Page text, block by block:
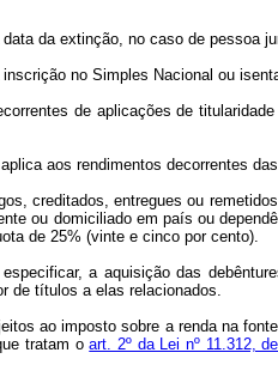
da extinção, no caso de pessoa
no Simples Nacional ou
de aplicações de
aos rendimentos decorrentes
creditados, entregues ou
ou domiciliado em país ou
de 25% (vinte e cinco por cento).
a aquisição das
de títulos a elas relacionados.
ao imposto sobre a renda na
tratam oart. 2º da Lei nº 11.312,